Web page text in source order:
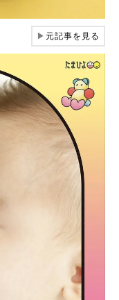
▶元記事を見る